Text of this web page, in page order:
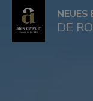
NEUES
DE